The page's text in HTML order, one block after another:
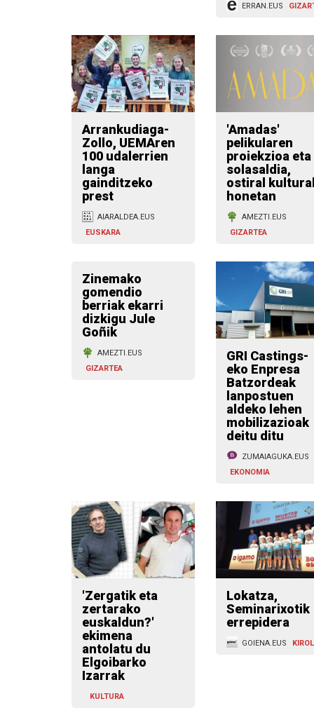
ERRAN.EUS
Arrankudiaga-
Zollo, UEMAren
100 udalerrien
langa
gainditzeko
prest
AIARALDEA.EUS
EUSKARA
'Amadas'
pelikularen
proiekzioa eta
solasaldia,
ostiral
honetan
AMEZTI.EUS
GIZARTEA
Zinemako
gomendio
berriak ekarri
dizkigu Jule
Goñik
AMEZTI.EUS
GIZARTEA
GRI Castings-
eko Enpresa
Batzordeak
lanpostuen
aldeko lehen
mobilizazioak
deitu ditu
ZUMAIAGUKA.EUS
EKONOMIA
'Zergatik eta
zertarako
euskaldun?'
ekimena
antolatu du
Elgoibarko
Izarrak
KULTURA
Lokatza,
Seminarixotik
errepidera
GOIENA.EUS